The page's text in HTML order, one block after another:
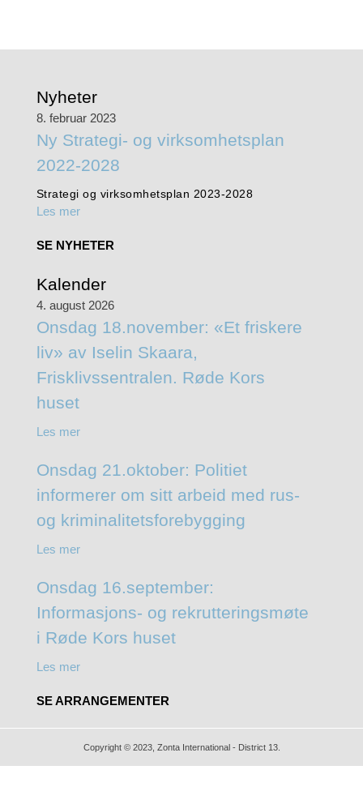
Nyheter
8. februar 2023
Ny Strategi- og virksomhetsplan
2022-2028
Strategi og virksomhetsplan 2023-2028
Les mer
SE NYHETER
Kalender
4. august 2026
Onsdag 18.november: «Et friskere
liv» av Iselin Skaara,
Frisklivssentralen. Røde Kors
huset
Les mer
Onsdag 21.oktober: Politiet
informerer om sitt arbeid med rus-
og kriminalitetsforebygging
Les mer
Onsdag 16.september:
Informasjons- og rekrutteringsmøte
i Røde Kors huset
Les mer
SE ARRANGEMENTER
Copyright © 2023, Zonta International - District 13.